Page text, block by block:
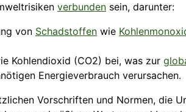
verbunden sein, darunter:
von Schadstoffen wie
Kohlendioxid (CO2) bei, was zur
Energieverbrauch verursachen.
Vorschriften und Normen, die